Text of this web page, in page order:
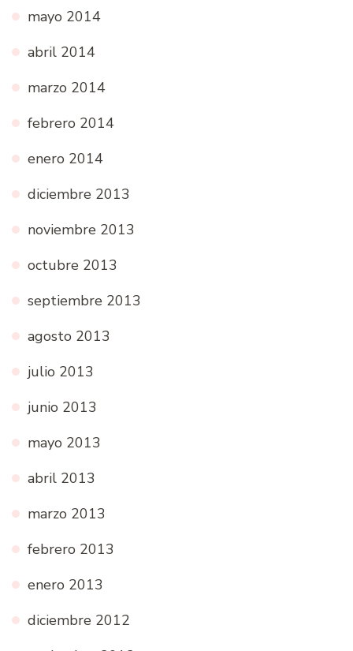
mayo 2014
abril 2014
marzo 2014
febrero 2014
enero 2014
diciembre 2013
noviembre 2013
octubre 2013
septiembre 2013
agosto 2013
julio 2013
junio 2013
mayo 2013
abril 2013
marzo 2013
febrero 2013
enero 2013
diciembre 2012